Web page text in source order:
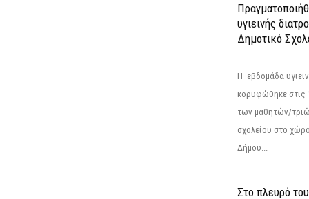
υγιεινής
Δημοτικό
Η εβδομάδα
κορυφώθηκε στις
των μαθητών/
σχολείου στο
Δήμου...
Στο πλευρό